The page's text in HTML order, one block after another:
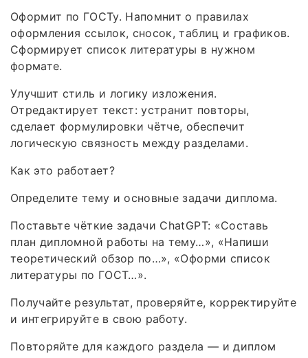
Оформит по ГОСТу. Напомнит о правилах
оформления ссылок, сносок, таблиц и графиков.
Сформирует список литературы в нужном
формате.
Улучшит стиль и логику изложения.
Отредактирует текст: устранит повторы,
сделает формулировки чётче, обеспечит
логическую связность между разделами.
Как это работает?
Определите тему и основные задачи диплома.
Поставьте чёткие задачи ChatGPT: «Составь
план дипломной работы на тему…», «Напиши
теоретический обзор по…», «Оформи список
литературы по ГОСТ…».
Получайте результат, проверяйте, корректируйте
и интегрируйте в свою работу.
Повторяйте для каждого раздела — и диплом